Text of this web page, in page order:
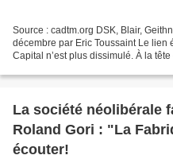
Source : cadtm.org DSK, Blair,
décembre par Eric Toussaint Le lien
Capital n’est plus dissimulé. À la
La société néolibérale
Roland Gori : "La
écouter!